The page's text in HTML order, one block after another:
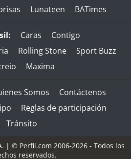
Lunateen BATimes
Caras
Contigo
Rolling Stone
Sport Buzz
Maxima
Somos
Contáctenos
Reglas de participación
Tránsito
| © Perfil.com 2006-2026 - Todos los
reservados.